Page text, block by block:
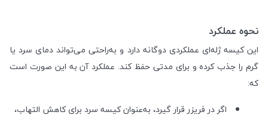
نحوه عملکرد
این کیسه ژله‌ای عملکردی دوگانه دارد و به‌راحتی می‌تواند دمای سرد یا
گرم را جذب کرده و برای مدتی حفظ کند. عملکرد آن به این صورت است
که:
اگر در فریزر قرار گیرد، به‌عنوان کیسه سرد برای کاهش التهاب،